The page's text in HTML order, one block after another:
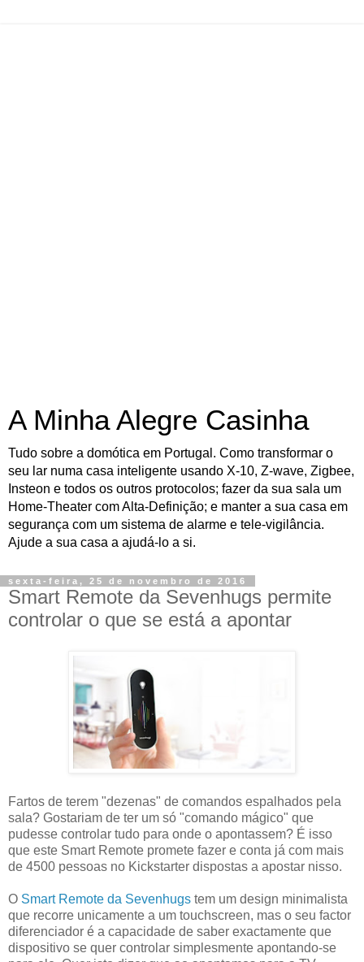
A Minha Alegre Casinha
Tudo sobre a domótica em Portugal. Como transformar o
seu lar numa casa inteligente usando X-10, Z-wave, Zigbee,
Insteon e todos os outros protocolos; fazer da sua sala um
Home-Theater com Alta-Definição; e manter a sua casa em
segurança com um sistema de alarme e tele-vigilância.
Ajude a sua casa a ajudá-lo a si.
sexta-feira, 25 de novembro de 2016
Smart Remote da Sevenhugs permite
controlar o que se está a apontar
Fartos de terem "dezenas" de comandos espalhados pela
sala? Gostariam de ter um só "comando mágico" que
pudesse controlar tudo para onde o apontassem? É isso
que este Smart Remote promete fazer e conta já com mais
de 4500 pessoas no Kickstarter dispostas a apostar nisso.
O Smart Remote da Sevenhugs tem um design minimalista
que recorre unicamente a um touchscreen, mas o seu factor
diferenciador é a capacidade de saber exactamente que
dispositivo se quer controlar simplesmente apontando-se